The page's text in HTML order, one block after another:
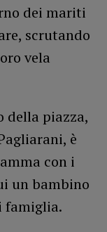
dei mariti
scrutando
vela
della piazza,
è
con i
un bambino
famiglia.